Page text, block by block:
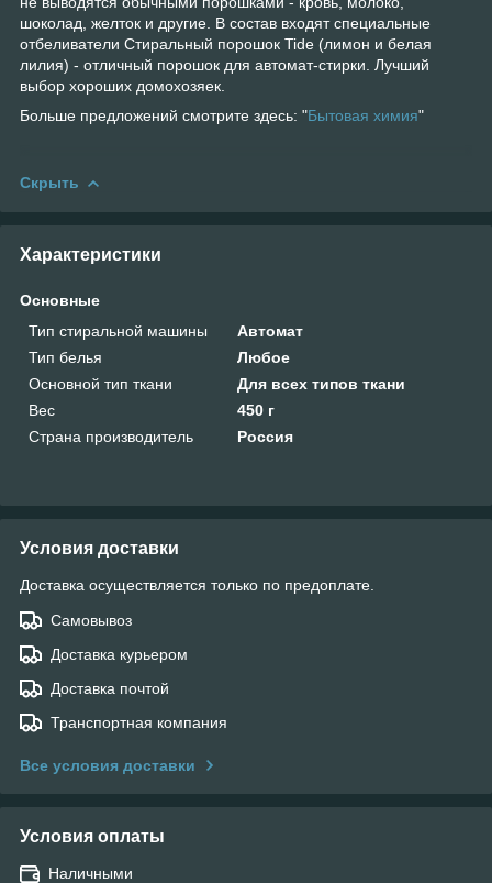
шоколад, желток и другие. В состав входят специальные
отбеливатели Стиральный порошок Tide (лимон и белая
лилия) - отличный порошок для автомат-стирки. Лучший
выбор хороших домохозяек.
Больше предложений смотрите здесь: "Бытовая химия"
Скрыть
Характеристики
Основные
Тип стиральной машины
Автомат
Тип белья
Любое
Основной тип ткани
Для всех типов ткани
Вес
450 г
Страна производитель
Россия
Условия доставки
Доставка осуществляется только по предоплате.
Самовывоз
Доставка курьером
Доставка почтой
Транспортная компания
Все условия доставки
Условия оплаты
Наличными